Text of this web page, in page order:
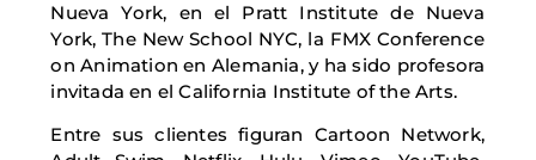
Nueva York, en el Pratt Institute de Nueva
York, The New School NYC, la FMX Conference
on Animation en Alemania, y ha sido profesora
invitada en el California Institute of the Arts.
Entre sus clientes figuran Cartoon Network,